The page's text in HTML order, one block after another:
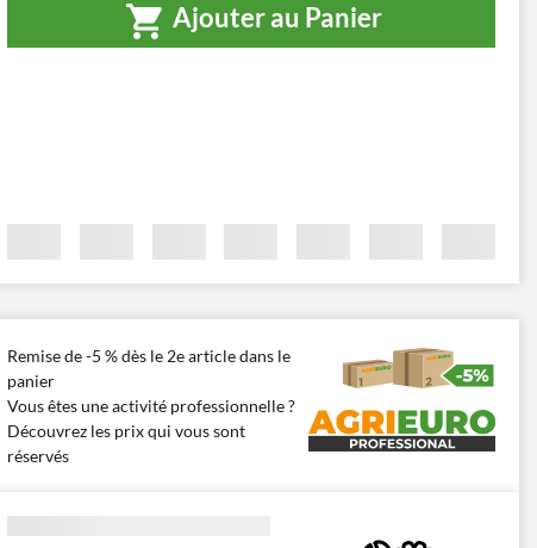
Ajouter au Panier
Remise de -5 % dès le 2e article dans le
panier
Vous êtes une activité professionnelle ?
Découvrez les prix qui vous sont
réservés